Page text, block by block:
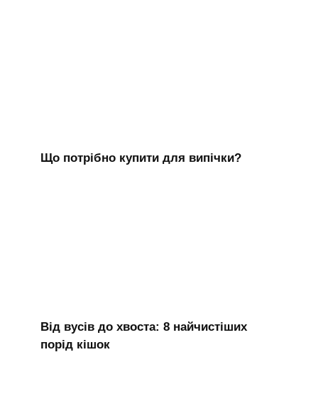
Що потрібно купити для випічки?
Від вусів до хвоста: 8 найчистіших
порід кішок